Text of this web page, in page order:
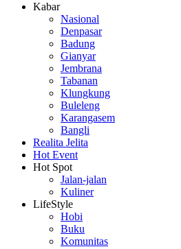
Kabar
Nasional
Denpasar
Badung
Gianyar
Jembrana
Tabanan
Klungkung
Buleleng
Karangasem
Bangli
Realita Jelita
Hot Event
Hot Spot
Jalan-jalan
Kuliner
LifeStyle
Hobi
Buku
Komunitas